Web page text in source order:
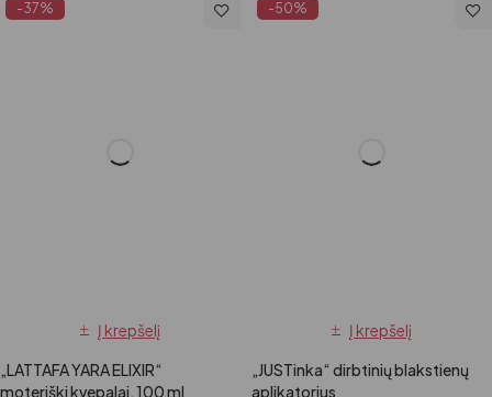
-37%
Į krepšelį
„LATTAFA YARA ELIXIR“
moteriški kvepalai, 100 ml
-50%
Į krepšelį
„JUSTinka“ dirbtinių blakstienų
aplikatorius